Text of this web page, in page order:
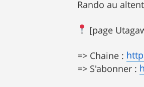
Rando au
[page
=> Chaine :
=> S'abonner :